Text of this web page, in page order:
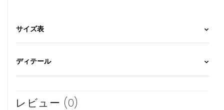
サイズ表
ディテール
レビュー (0)